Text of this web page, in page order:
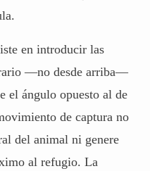
en introducir las
—no desde arriba—
el ángulo opuesto al de
de captura no
del animal ni genere
al refugio. La